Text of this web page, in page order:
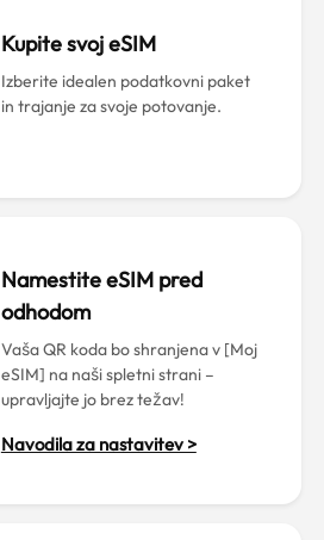
Kupite svoj eSIM
Izberite idealen podatkovni paket
in trajanje za svoje potovanje.
Namestite eSIM pred
odhodom
Vaša QR koda bo shranjena v [Moj
eSIM] na naši spletni strani –
upravljajte jo brez težav!
Navodila za nastavitev >